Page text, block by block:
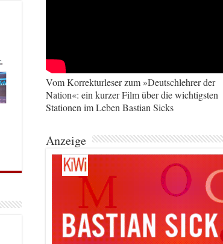
Vom Korrekturleser zum »Deutschlehrer der
Nation«: ein kurzer Film über die wichtigsten
Stationen im Leben Bastian Sicks
Anzeige